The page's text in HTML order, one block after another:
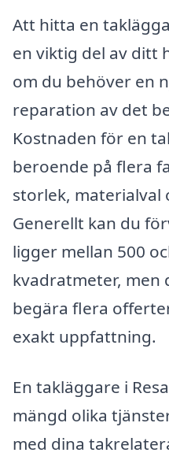
Att hitta en
en viktig del av ditt
om du behöver en
reparation av det
Kostnaden för en
beroende på flera
storlek, materialval
Generellt kan du
ligger mellan 500
kvadratmeter, men
begära flera
exakt uppfattning.
En takläggare i
mängd olika
med dina